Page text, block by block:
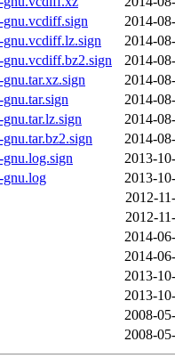
2014-
2014-
2014-
2014-
2014-
2014-
2014-
2013-
2013-
2012-
2012-
2014-
2014-
2013-
2013-
2008-
2008-